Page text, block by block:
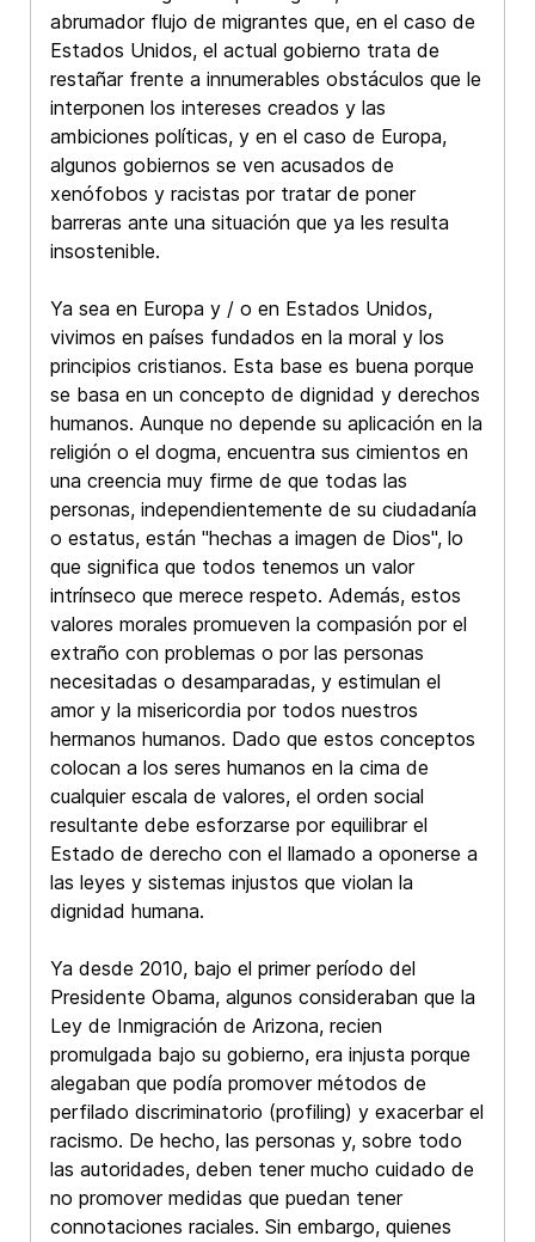
abrumador flujo de migrantes que, en el caso de
Estados Unidos, el actual gobierno trata de
restañar frente a innumerables obstáculos que le
interponen los intereses creados y las
ambiciones políticas, y en el caso de Europa,
algunos gobiernos se ven acusados de
xenófobos y racistas por tratar de poner
barreras ante una situación que ya les resulta
insostenible.
Ya sea en Europa y / o en Estados Unidos,
vivimos en países fundados en la moral y los
principios cristianos. Esta base es buena porque
se basa en un concepto de dignidad y derechos
humanos. Aunque no depende su aplicación en la
religión o el dogma, encuentra sus cimientos en
una creencia muy firme de que todas las
personas, independientemente de su ciudadanía
o estatus, están "hechas a imagen de Dios", lo
que significa que todos tenemos un valor
intrínseco que merece respeto. Además, estos
valores morales promueven la compasión por el
extraño con problemas o por las personas
necesitadas o desamparadas, y estimulan el
amor y la misericordia por todos nuestros
hermanos humanos. Dado que estos conceptos
colocan a los seres humanos en la cima de
cualquier escala de valores, el orden social
resultante debe esforzarse por equilibrar el
Estado de derecho con el llamado a oponerse a
las leyes y sistemas injustos que violan la
dignidad humana.
Ya desde 2010, bajo el primer período del
Presidente Obama, algunos consideraban que la
Ley de Inmigración de Arizona, recien
promulgada bajo su gobierno, era injusta porque
alegaban que podía promover métodos de
perfilado discriminatorio (profiling) y exacerbar el
racismo. De hecho, las personas y, sobre todo
las autoridades, deben tener mucho cuidado de
no promover medidas que puedan tener
connotaciones raciales. Sin embargo, quienes